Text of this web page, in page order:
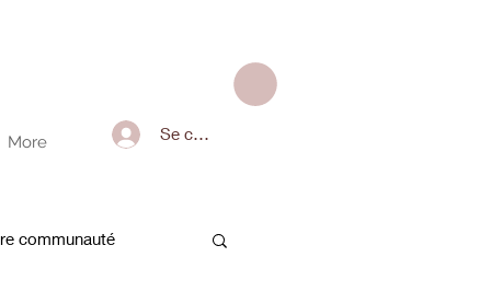
More Se connecter
communauté